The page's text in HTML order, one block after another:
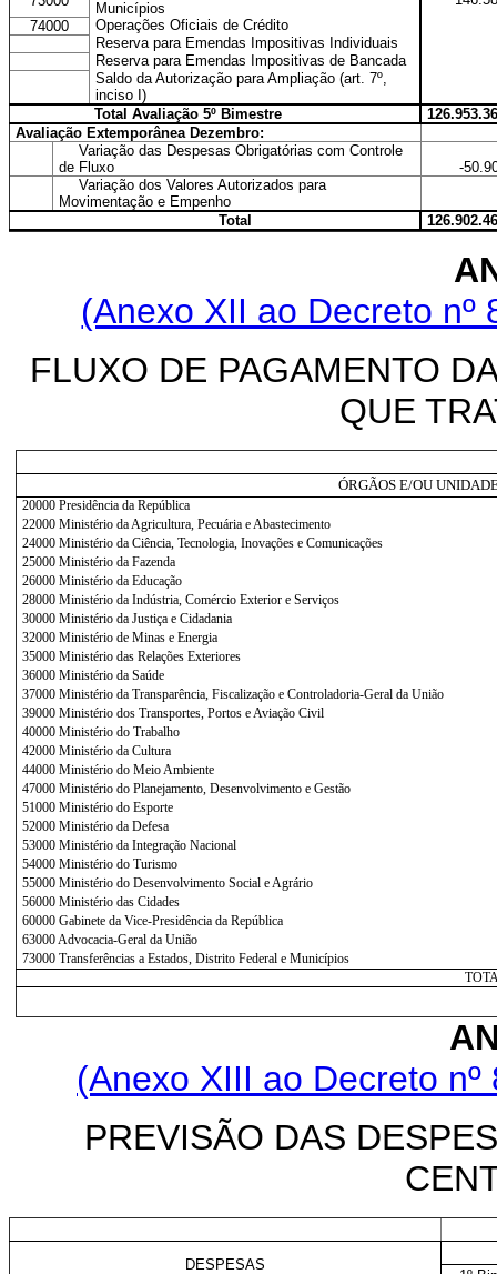
Municípios
74000
Operações Oficiais de Crédito
Reserva para Emendas Impositivas Individuais
Reserva para Emendas Impositivas de Bancada
Saldo da Autorização para Ampliação (art. 7º,
inciso I)
Total Avaliação 5º Bimestre
Avaliação Extemporânea Dezembro:
Variação das Despesas Obrigatórias com Controle
de Fluxo
-
Variação dos Valores Autorizados para
Movimentação e Empenho
Total
(Anexo XII ao Decreto
FLUXO DE PAGAMENTO
QUE
ÓRGÃOS E/OU
20000 Presidência da República
22000 Ministério da Agricultura, Pecuária e Abastecimento
24000 Ministério da Ciência, Tecnologia, Inovações e Comunicações
25000 Ministério da Fazenda
26000 Ministério da Educação
28000 Ministério da Indústria, Comércio Exterior e Serviços
30000 Ministério da Justiça e Cidadania
32000 Ministério de Minas e Energia
35000 Ministério das Relações Exteriores
36000 Ministério da Saúde
37000 Ministério da Transparência, Fiscalização e Controladoria-Geral da União
39000 Ministério dos Transportes, Portos e Aviação Civil
40000 Ministério do Trabalho
42000 Ministério da Cultura
44000 Ministério do Meio Ambiente
47000 Ministério do Planejamento, Desenvolvimento e Gestão
51000 Ministério do Esporte
52000 Ministério da Defesa
53000 Ministério da Integração Nacional
54000 Ministério do Turismo
55000 Ministério do Desenvolvimento Social e Agrário
56000 Ministério das Cidades
60000 Gabinete da Vice-Presidência da República
63000 Advocacia-Geral da União
73000 Transferências a Estados, Distrito Federal e Municípios
(Anexo XIII ao Decreto
PREVISÃO DAS
DESPESAS